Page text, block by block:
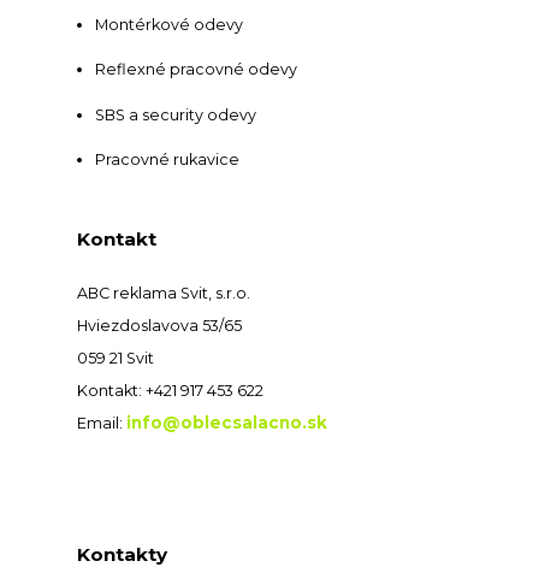
Montérkové odevy
Reflexné pracovné odevy
SBS a security odevy
Pracovné rukavice
Kontakt
ABC reklama Svit, s.r.o.
Hviezdoslavova 53/65
059 21 Svit
Kontakt: +421 917 453 622
Email: info@oblecsalacno.sk
Kontakty